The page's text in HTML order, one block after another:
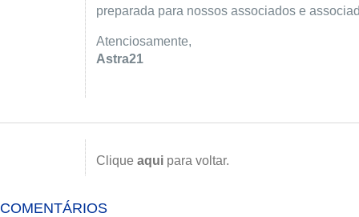
preparada para nossos associados e
Atenciosamente,
Astra21
Clique aqui para voltar.
COMENTÁRIOS